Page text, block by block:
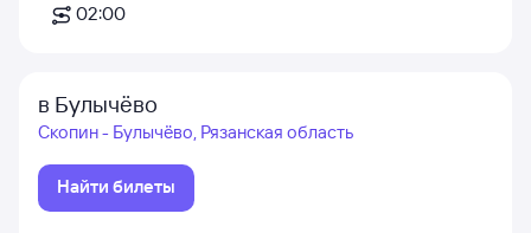
02:00
в Булычёво
Скопин - Булычёво, Рязанская область
Найти билеты